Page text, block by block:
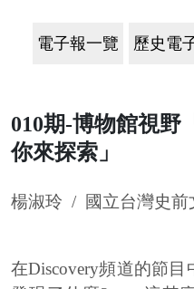
電子報一覽 歷史電
010期-博物館視野
你來探索」
楊淑玲 / 國立台灣史前
在Discovery頻道的節目